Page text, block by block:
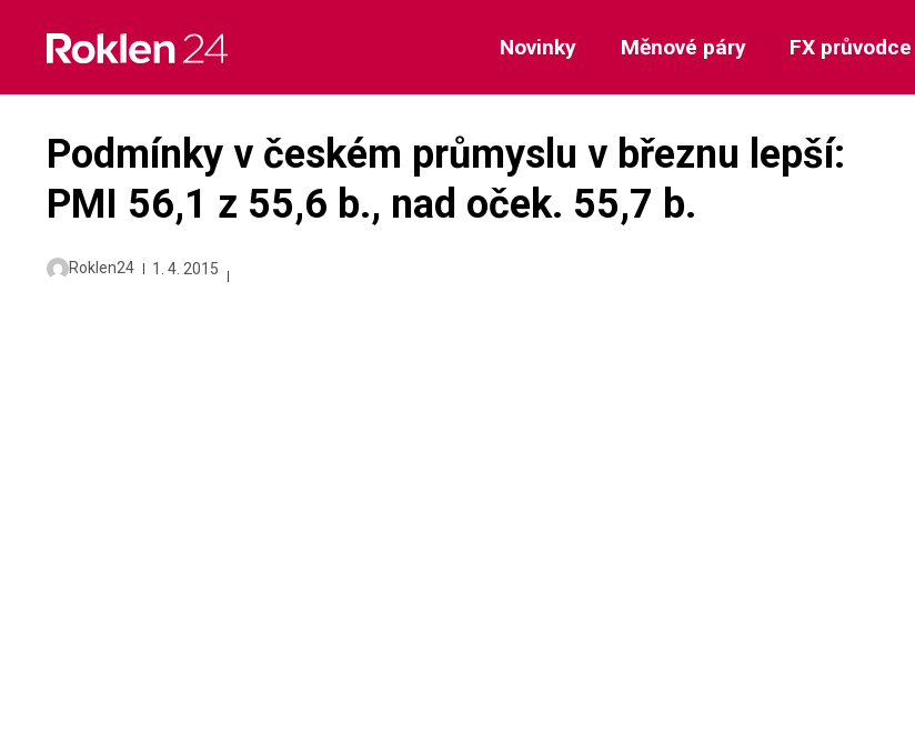
content
Novinky Měnové páry FX průvodce
Podmínky v českém průmyslu v březnu lepší:
PMI 56,1 z 55,6 b., nad oček. 55,7 b.
Roklen24 1. 4. 2015